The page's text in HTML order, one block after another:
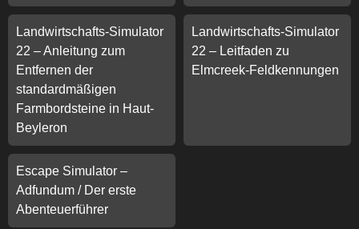
Landwirtschafts-Simulator
22 – Anleitung zum
Entfernen der
standardmäßigen
Farmbordsteine ​​in Haut-
Beyleron
Landwirtschafts-Simulator
22 – Leitfaden zu
Elmcreek-Feldkennungen
Escape Simulator –
Adfundum / Der erste
Abenteuerführer